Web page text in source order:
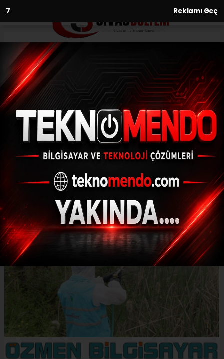
6 Reklamı Geç
Anasayfa Yaşam
Yaz aylarında ilaçlama
seferberliği
(İHA) - İhlas Haber Ajansı | 31.07.2024 - 10:34, Güncelleme: 31.07.2024
- 10:05
Yaz aylarında ilaçlama seferberliği